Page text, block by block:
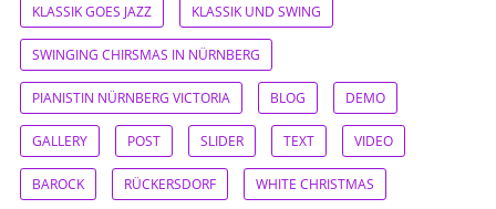
KLASSIK GOES JAZZ KLASSIK UND SWING
SWINGING CHIRSMAS IN NÜRNBERG
PIANISTIN NÜRNBERG VICTORIA BLOG DEMO
GALLERY POST SLIDER TEXT VIDEO
BAROCK RÜCKERSDORF WHITE CHRISTMAS